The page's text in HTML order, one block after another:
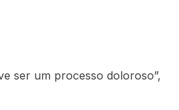
ser um processo doloroso”,